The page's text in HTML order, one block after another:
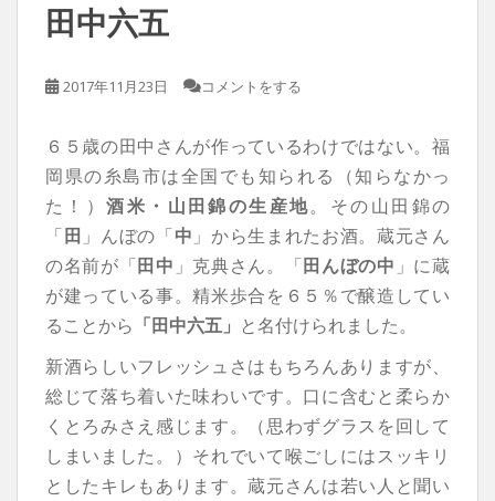
田中六五
2017年11月23日 コメントをする
６５歳の田中さんが作っているわけではない。福
岡県の糸島市は全国でも知られる（知らなかっ
た！）酒米・山田錦の生産地。その山田錦の
「田 」んぼの「中 」から生まれたお酒。蔵元さん
の名前が「田中 」克典さん。「田んぼの中 」に蔵
が建っている事。精米歩合を６５％で醸造してい
ることから 「田中六五」 と名付けられました。
新酒らしいフレッシュさはもちろんありますが、
総じて落ち着いた味わいです。口に含むと柔らか
くとろみさえ感じます。（思わずグラスを回して
しまいました。）それでいて喉ごしにはスッキリ
としたキレもあります。蔵元さんは若い人と聞い